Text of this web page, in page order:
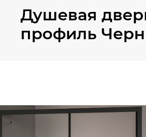
Душевая
профиль